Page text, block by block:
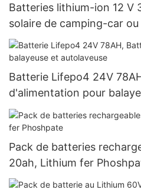
Batteries lithium-ion 12 V
solaire de camping-car
Batterie Lifepo4 24V
d'alimentation pour
Pack de batteries
20ah, Lithium fer